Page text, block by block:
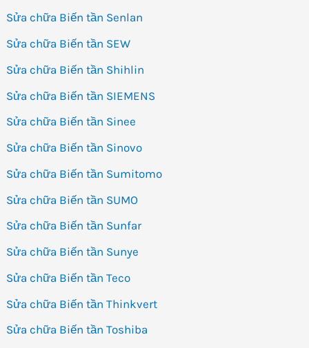
Sửa chữa Biến tần Senlan
Sửa chữa Biến tần SEW
Sửa chữa Biến tần Shihlin
Sửa chữa Biến tần SIEMENS
Sửa chữa Biến tần Sinee
Sửa chữa Biến tần Sinovo
Sửa chữa Biến tần Sumitomo
Sửa chữa Biến tần SUMO
Sửa chữa Biến tần Sunfar
Sửa chữa Biến tần Sunye
Sửa chữa Biến tần Teco
Sửa chữa Biến tần Thinkvert
Sửa chữa Biến tần Toshiba